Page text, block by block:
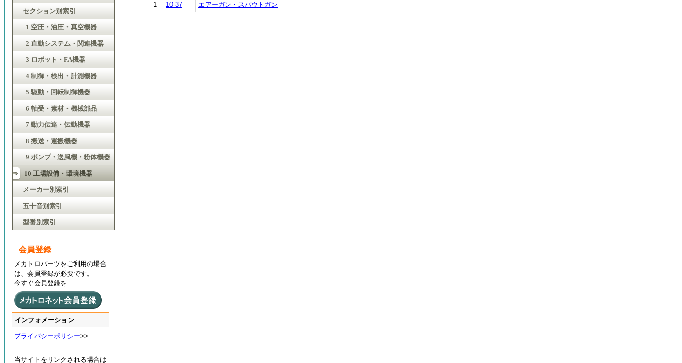
1
10-37 エアーガン・スパウトガン
セクション別索引
1 空圧・油圧・真空機器
2 直動システム・関連機器
3 ロボット・FA機器
4 制御・検出・計測機器
5 駆動・回転制御機器
6 軸受・素材・機械部品
7 動力伝達・伝動機器
8 搬送・運搬機器
9 ポンプ・送風機・粉体機器
10 工場設備・環境機器
メーカー別索引
五十音別索引
型番別索引
会員登録
メカトロパーツをご利用の場合
は、会員登録が必要です。
今すぐ会員登録を
インフォメーション
プライバシーポリシー>>
当サイトをリンクされる場合は